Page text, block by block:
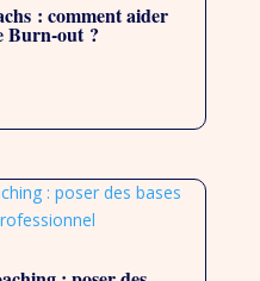
: comment aider
Burn-out ?